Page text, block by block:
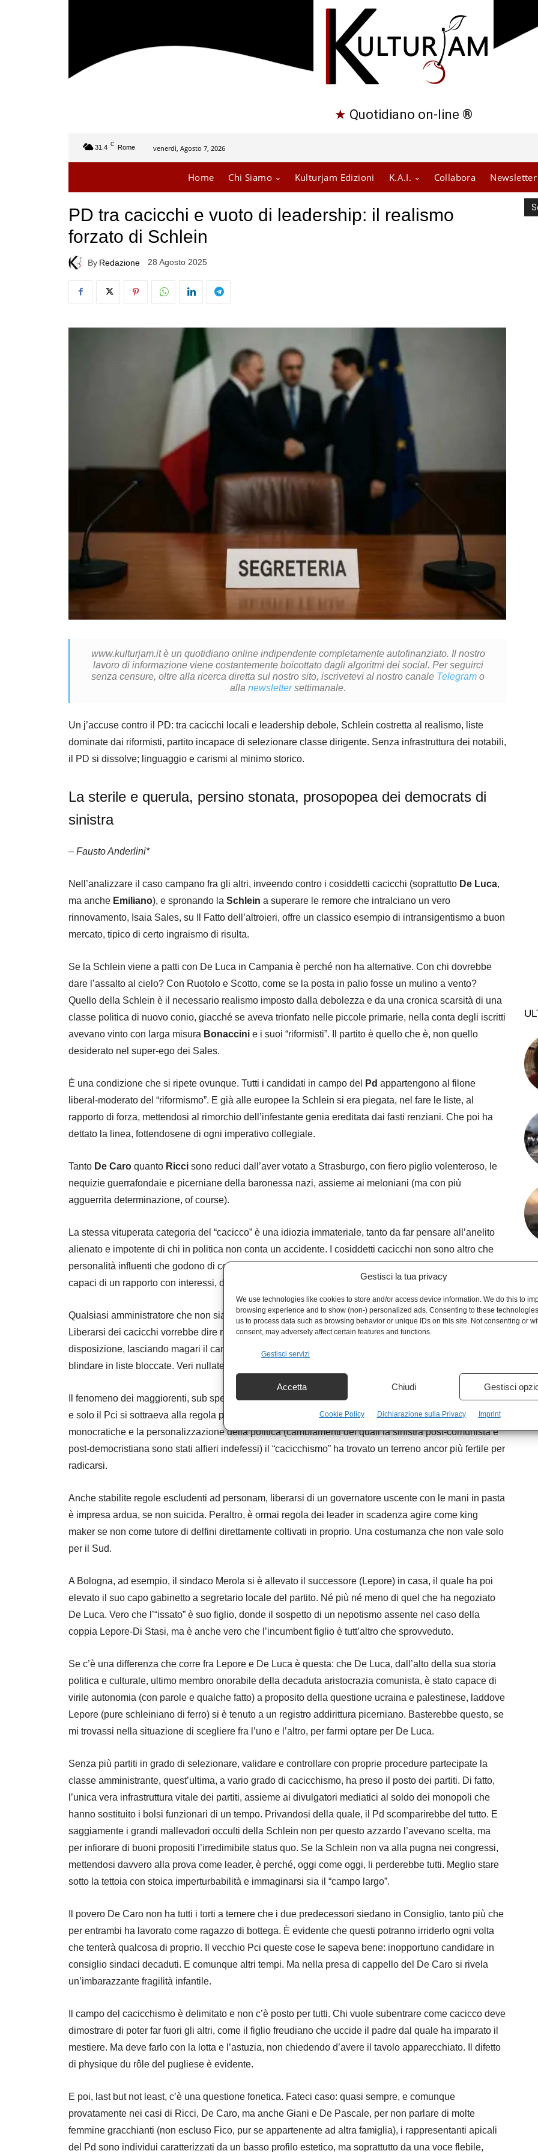
Gestisci la tua privacy
We use technologies like cookies to store and/or access device information. We do this to
browsing experience and to show (non-) personalized ads. Consenting to these
us to process data such as browsing behavior or unique IDs on this site. Not consenting or
consent, may adversely affect certain features and functions.
Gestisci servizi
Accetta Chiudi Gestisci
Cookie Policy Dichiarazione sulla Privacy Imprint
★ Quotidiano on-line ®
31.4 C Rome venerdì, Agosto 7, 2026
Home Chi Siamo Kulturjam Edizioni K.A.I. Collabora Newsletter
PD tra cacicchi e vuoto di leadership: il realismo
forzato di Schlein
By Redazione 28 Agosto 2025
www.kulturjam.it è un quotidiano online indipendente completamente autofinanziato. Il nostro
lavoro di informazione viene costantemente boicottato dagli algoritmi dei social. Per seguirci
senza censure, oltre alla ricerca diretta sul nostro sito, iscrivetevi al nostro canale Telegram o
allanewslettersettimanale.
Un j’accuse contro il PD: tra cacicchi locali e leadership debole, Schlein costretta al realismo, liste
dominate dai riformisti, partito incapace di selezionare classe dirigente. Senza infrastruttura dei notabili,
il PD si dissolve; linguaggio e carismi al minimo storico.
La sterile e querula, persino stonata, prosopopea dei democrats di
sinistra
– Fausto Anderlini*
Nell’analizzare il caso campano fra gli altri, inveendo contro i cosiddetti cacicchi (soprattutto De Luca,
ma anche Emiliano), e spronando la Schlein a superare le remore che intralciano un vero
rinnovamento, Isaia Sales, su Il Fatto dell’altroieri, offre un classico esempio di intransigentismo a buon
mercato, tipico di certo ingraismo di risulta.
Se la Schlein viene a patti con De Luca in Campania è perché non ha alternative. Con chi dovrebbe
dare l’assalto al cielo? Con Ruotolo e Scotto, come se la posta in palio fosse un mulino a vento?
Quello della Schlein è il necessario realismo imposto dalla debolezza e da una cronica scarsità di una
classe politica di nuovo conio, giacché se aveva trionfato nelle piccole primarie, nella conta degli iscritti
avevano vinto con larga misura Bonaccini e i suoi “riformisti”. Il partito è quello che è, non quello
desiderato nel super-ego dei Sales.
È una condizione che si ripete ovunque. Tutti i candidati in campo del Pd appartengono al filone
liberal-moderato del “riformismo”. E già alle europee la Schlein si era piegata, nel fare le liste, al
rapporto di forza, mettendosi al rimorchio dell’infestante genia ereditata dai fasti renziani. Che poi ha
dettato la linea, fottendosene di ogni imperativo collegiale.
Tanto De Caro quanto Ricci sono reduci dall’aver votato a Strasburgo, con fiero piglio volenteroso, le
nequizie guerrafondaie e picerniane della baronessa nazi, assieme ai meloniani (ma con più
agguerrita determinazione, of course).
La stessa vituperata categoria del “cacicco” è una idiozia immateriale, tanto da far pensare all’anelito
alienato e impotente di chi in politica non conta un accidente. I cosiddetti cacicchi non sono altro che
personalità influenti che godono di consenso grazie al prestigio e alle opere cumulate nel tempo, e
capaci di un rapporto con interessi, domande sociali e filiere di potere rilevanti.
Qualsiasi amministratore che non sia un fallito tende ad acquisire col tempo i connotati del “cacicco”.
Liberarsi dei cacicchi vorrebbe dire rinunciare a un capitale politico che sovente è l’unico a
disposizione, lasciando magari il campo a una classe di candidati senza curricola né pedigree da
blindare in liste bloccate. Veri nullatenenti politici.
Il fenomeno dei maggiorenti, sub specie notabilato e/o padrinato, era già tipico della Prima Repubblica,
e solo il Pci si sottraeva alla regola per via della sua peculiare costituzione ideologica. Con le riforme
monocratiche e la personalizzazione della politica (cambiamenti dei quali la sinistra post-comunista e
post-democristiana sono stati alfieri indefessi) il “cacicchismo” ha trovato un terreno ancor più fertile per
radicarsi.
Anche stabilite regole escludenti ad personam, liberarsi di un governatore uscente con le mani in pasta
è impresa ardua, se non suicida. Peraltro, è ormai regola dei leader in scadenza agire come king
maker se non come tutore di delfini direttamente coltivati in proprio. Una costumanza che non vale solo
per il Sud.
A Bologna, ad esempio, il sindaco Merola si è allevato il successore (Lepore) in casa, il quale ha poi
elevato il suo capo gabinetto a segretario locale del partito. Né più né meno di quel che ha negoziato
De Luca. Vero che l’“issato” è suo figlio, donde il sospetto di un nepotismo assente nel caso della
coppia Lepore-Di Stasi, ma è anche vero che l’incumbent figlio è tutt’altro che sprovveduto.
Se c’è una differenza che corre fra Lepore e De Luca è questa: che De Luca, dall’alto della sua storia
politica e culturale, ultimo membro onorabile della decaduta aristocrazia comunista, è stato capace di
virile autonomia (con parole e qualche fatto) a proposito della questione ucraina e palestinese, laddove
Lepore (pure schleiniano di ferro) si è tenuto a un registro addirittura picerniano. Basterebbe questo, se
mi trovassi nella situazione di scegliere fra l’uno e l’altro, per farmi optare per De Luca.
Senza più partiti in grado di selezionare, validare e controllare con proprie procedure partecipate la
classe amministrante, quest’ultima, a vario grado di cacicchismo, ha preso il posto dei partiti. Di fatto,
l’unica vera infrastruttura vitale dei partiti, assieme ai divulgatori mediatici al soldo dei monopoli che
hanno sostituito i bolsi funzionari di un tempo. Privandosi della quale, il Pd scomparirebbe del tutto. E
saggiamente i grandi mallevadori occulti della Schlein non per questo azzardo l’avevano scelta, ma
per infiorare di buoni propositi l’irredimibile status quo. Se la Schlein non va alla pugna nei congressi,
mettendosi davvero alla prova come leader, è perché, oggi come oggi, li perderebbe tutti. Meglio stare
sotto la tettoia con stoica imperturbabilità e immaginarsi sia il “campo largo”.
Il povero De Caro non ha tutti i torti a temere che i due predecessori siedano in Consiglio, tanto più che
per entrambi ha lavorato come ragazzo di bottega. È evidente che questi potranno irriderlo ogni volta
che tenterà qualcosa di proprio. Il vecchio Pci queste cose le sapeva bene: inopportuno candidare in
consiglio sindaci decaduti. E comunque altri tempi. Ma nella presa di cappello del De Caro si rivela
un’imbarazzante fragilità infantile.
Il campo del cacicchismo è delimitato e non c’è posto per tutti. Chi vuole subentrare come cacicco deve
dimostrare di poter far fuori gli altri, come il figlio freudiano che uccide il padre dal quale ha imparato il
mestiere. Ma deve farlo con la lotta e l’astuzia, non chiedendo d’avere il tavolo apparecchiato. Il difetto
di physique du rôle del pugliese è evidente.
E poi, last but not least, c’è una questione fonetica. Fateci caso: quasi sempre, e comunque
provatamente nei casi di Ricci, De Caro, ma anche Giani e De Pascale, per non parlare di molte
femmine gracchianti (non escluso Fico, pur se appartenente ad altra famiglia), i rappresentanti apicali
del Pd sono individui caratterizzati da un basso profilo estetico, ma soprattutto da una voce flebile,